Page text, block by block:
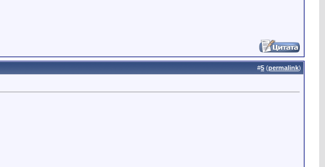
#5 (permalink)